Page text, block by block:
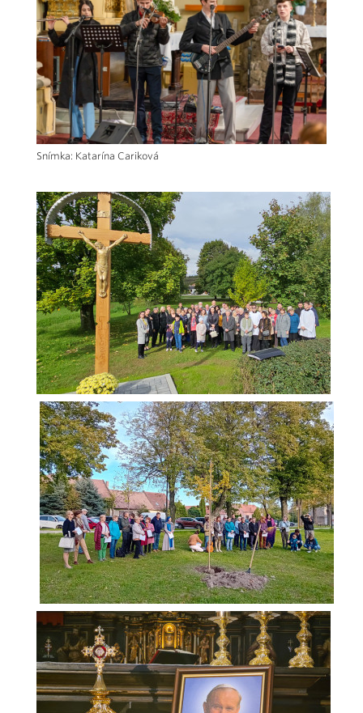
Snímka: Katarína Cariková